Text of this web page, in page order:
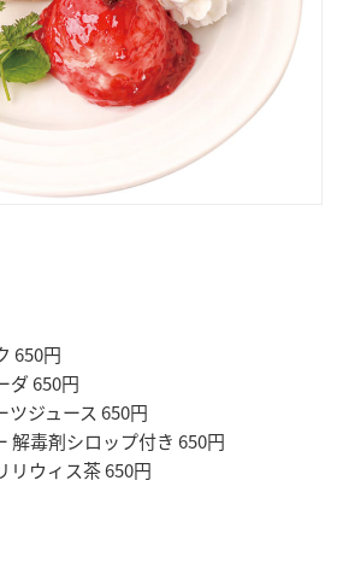
650円
ダ 650円
ツジュース 650円
解毒剤シロップ付き 650円
リウィス茶 650円